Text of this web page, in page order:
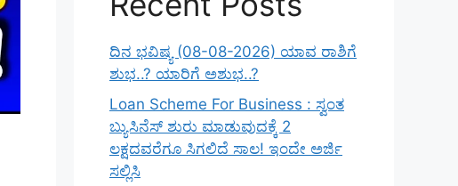
ದಿನ ಭವಿಷ್ಯ (08-08-2026) ಯಾವ ರಾಶಿಗೆ
ಶುಭ..? ಯಾರಿಗೆ ಅಶುಭ..?
Loan Scheme For Business : ಸ್ವಂತ
ಬ್ಯುಸಿನೆಸ್ ಶುರು ಮಾಡುವುದಕ್ಕೆ 2
ಲಕ್ಷದವರೆಗೂ ಸಿಗಲಿದೆ ಸಾಲ! ಇಂದೇ ಅರ್ಜಿ
ಸಲ್ಲಿಸಿ